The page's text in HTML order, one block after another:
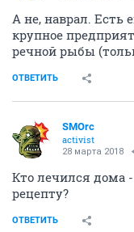
А не, наврал. Есть
крупное
речной рыбы
ОТВЕТИТЬ
SMOrc
activist
28 марта 2018
Кто лечился дома
рецепту?
ОТВЕТИТЬ